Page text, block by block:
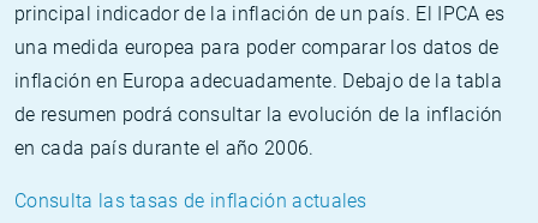
principal indicador de la inflación de un país. El IPCA es
una medida europea para poder comparar los datos de
inflación en Europa adecuadamente. Debajo de la tabla
de resumen podrá consultar la evolución de la inflación
en cada país durante el año 2006.
Consulta las tasas de inflación actuales